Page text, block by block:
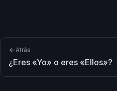
Atrás
¿Eres «Yo» o eres «Ellos»?